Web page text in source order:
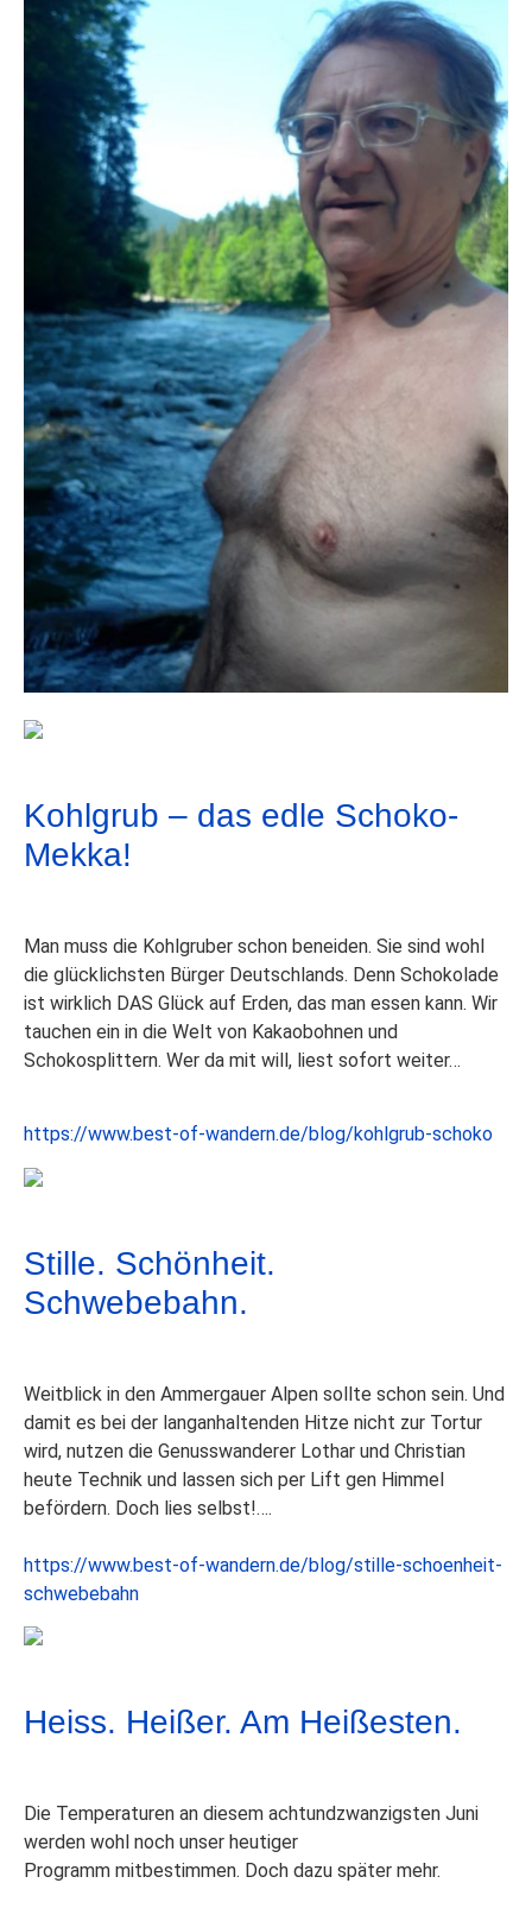
Kohlgrub – das edle Schoko-
Mekka!
​Man muss die Kohlgruber schon beneiden. Sie sind wohl
die glücklichsten Bürger Deutschlands. Denn Schokolade
ist wirklich DAS Glück auf Erden, das man essen kann. Wir
tauchen ein in die Welt von Kakaobohnen und
Schokosplittern. Wer da mit will, liest sofort weiter…
https://www.best-of-wandern.de/blog/kohlgrub-schoko
Stille. Schönheit.
Schwebebahn.
​Weitblick in den Ammergauer Alpen sollte schon sein. Und
damit es bei der langanhaltenden Hitze nicht zur Tortur
wird, nutzen die Genusswanderer Lothar und Christian
heute Technik und lassen sich per Lift gen Himmel
befördern. Doch lies selbst!….
https://www.best-of-wandern.de/blog/stille-schoenheit-
schwebebahn
Heiss. Heißer. Am Heißesten.
​Die Temperaturen an diesem achtundzwanzigsten Juni
werden wohl noch unser heutiger
Programm mitbestimmen. Doch dazu später mehr.